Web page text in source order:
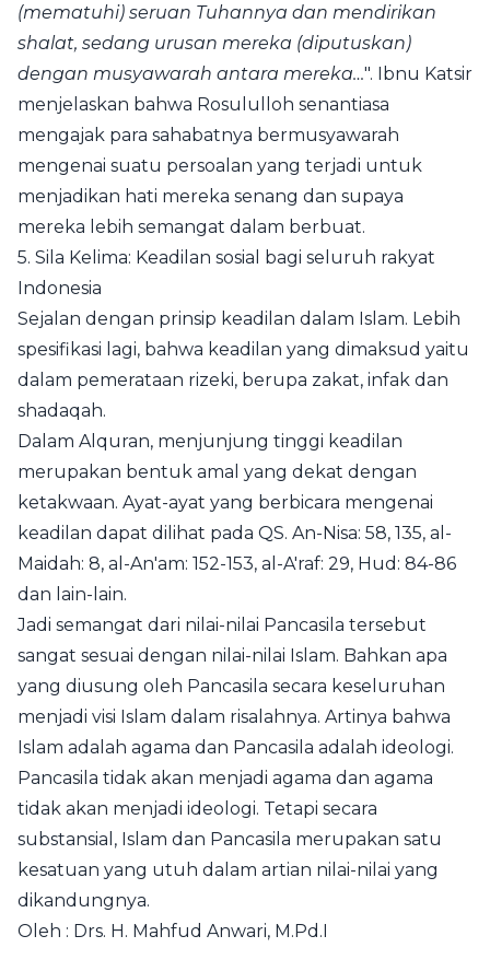
(mematuhi) seruan Tuhannya dan mendirikan
shalat, sedang urusan mereka (diputuskan)
dengan musyawarah antara mereka…". Ibnu Katsir
menjelaskan bahwa Rosululloh senantiasa
mengajak para sahabatnya bermusyawarah
mengenai suatu persoalan yang terjadi untuk
menjadikan hati mereka senang dan supaya
mereka lebih semangat dalam berbuat.
5. Sila Kelima: Keadilan sosial bagi seluruh rakyat
Indonesia
Sejalan dengan prinsip keadilan dalam Islam. Lebih
spesifikasi lagi, bahwa keadilan yang dimaksud yaitu
dalam pemerataan rizeki, berupa zakat, infak dan
shadaqah.
Dalam Alquran, menjunjung tinggi keadilan
merupakan bentuk amal yang dekat dengan
ketakwaan. Ayat-ayat yang berbicara mengenai
keadilan dapat dilihat pada QS. An-Nisa: 58, 135, al-
Maidah: 8, al-An'am: 152-153, al-A'raf: 29, Hud: 84-86
dan lain-lain.
Jadi semangat dari nilai-nilai Pancasila tersebut
sangat sesuai dengan nilai-nilai Islam. Bahkan apa
yang diusung oleh Pancasila secara keseluruhan
menjadi visi Islam dalam risalahnya. Artinya bahwa
Islam adalah agama dan Pancasila adalah ideologi.
Pancasila tidak akan menjadi agama dan agama
tidak akan menjadi ideologi. Tetapi secara
substansial, Islam dan Pancasila merupakan satu
kesatuan yang utuh dalam artian nilai-nilai yang
dikandungnya.
Oleh : Drs. H. Mahfud Anwari, M.Pd.I